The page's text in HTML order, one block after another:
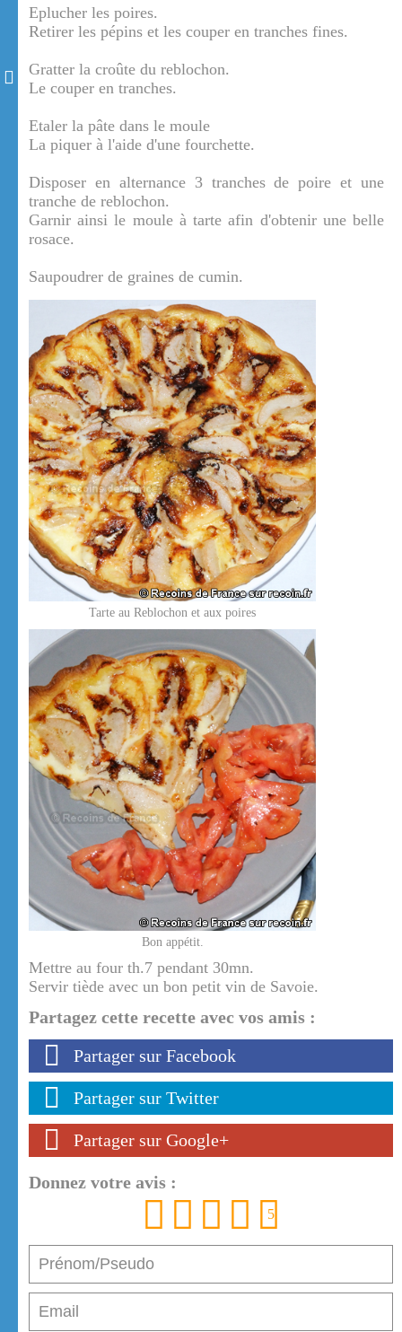
Eplucher les poires.
Retirer les pépins et les couper en tranches fines.
Gratter la croûte du reblochon.
Le couper en tranches.
Etaler la pâte dans le moule
La piquer à l'aide d'une fourchette.
Disposer en alternance 3 tranches de poire et une
tranche de reblochon.
Garnir ainsi le moule à tarte afin d'obtenir une belle
rosace.
Saupoudrer de graines de cumin.
Tarte au Reblochon et aux poires
Bon appétit.
Mettre au four th.7 pendant 30mn.
Servir tiède avec un bon petit vin de Savoie.
Partagez cette recette avec vos amis :
Partager sur Facebook
Partager sur Twitter
Partager sur Google+
Donnez votre avis :
5